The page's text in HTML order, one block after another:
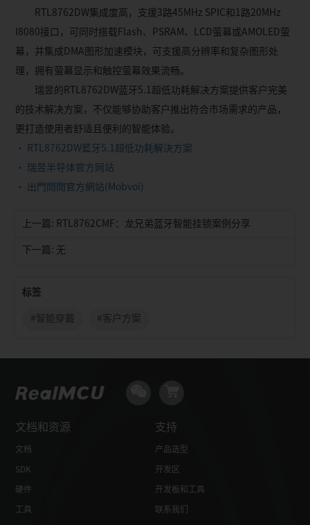
RTL8762DW集成度高，支援3路45MHz SPIC和1路20MHz
I8080接口，可同时搭载Flash、PSRAM、LCD萤幕或AMOLED萤
幕，并集成DMA图形加速模块，可支援高分辨率和复杂图形处
理，拥有萤幕显示和触控萤幕效果流畅。
瑞昱的RTL8762DW蓝牙5.1超低功耗解决方案提供客户完美
的技术解决方案，不仅能够协助客户推出符合市场需求的产品，
更打造使用者舒适且便利的智能体验。
• RTL8762DW藍牙5.1超低功耗解決方案
• 瑞昱半导体官方网站
• 出門問問官方網站(Mobvoi)
上一篇: RTL8762CMF：龙兄弟蓝牙智能挂锁案例分享
下一篇: 无
标签
#智能穿戴 #客户方案
文档和资源
文档
SDK
硬件
工具
支持
产品选型
开发区
开发板和工具
联系我们